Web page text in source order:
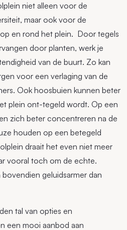
niet alleen voor de
maar ook voor de
en rond het plein. Door tegels
door planten, werk je
van de buurt. Zo kan
voor een verlaging van de
Ook hoosbuien kunnen beter
plein ont-tegeld wordt. Op een
zich beter concentreren na de
houden op een betegeld
draait het even niet meer
vooral toch om de echte.
geluidsarmer dan
tal van opties en
een mooi aanbod aan